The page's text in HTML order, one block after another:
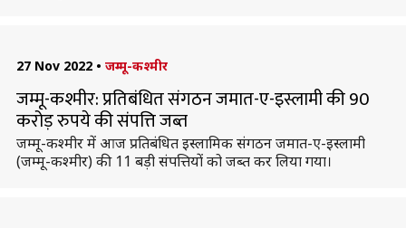
27 Nov 2022 • जम्मू-कश्मीर
जम्मू-कश्मीर: प्रतिबंधित संगठन जमात-ए-इस्लामी की 90
करोड़ रुपये की संपत्ति जब्त
जम्मू-कश्मीर में आज प्रतिबंधित इस्लामिक संगठन जमात-ए-इस्लामी
(जम्मू-कश्मीर) की 11 बड़ी संपत्तियों को जब्त कर लिया गया।